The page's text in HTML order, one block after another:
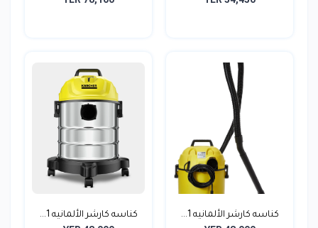
كناسه كارشر الألمانيه 1... كناسه كارشر الألمانيه 1...